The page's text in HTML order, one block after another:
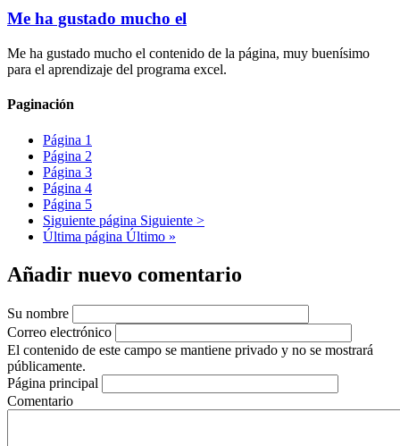
Me ha gustado mucho el
Me ha gustado mucho el contenido de la página, muy buenísimo
para el aprendizaje del programa excel.
Paginación
Página 1
Página 2
Página 3
Página 4
Página 5
Siguiente página Siguiente >
Última página Último »
Añadir nuevo comentario
Su nombre
Correo electrónico
El contenido de este campo se mantiene privado y no se mostrará
públicamente.
Página principal
Comentario